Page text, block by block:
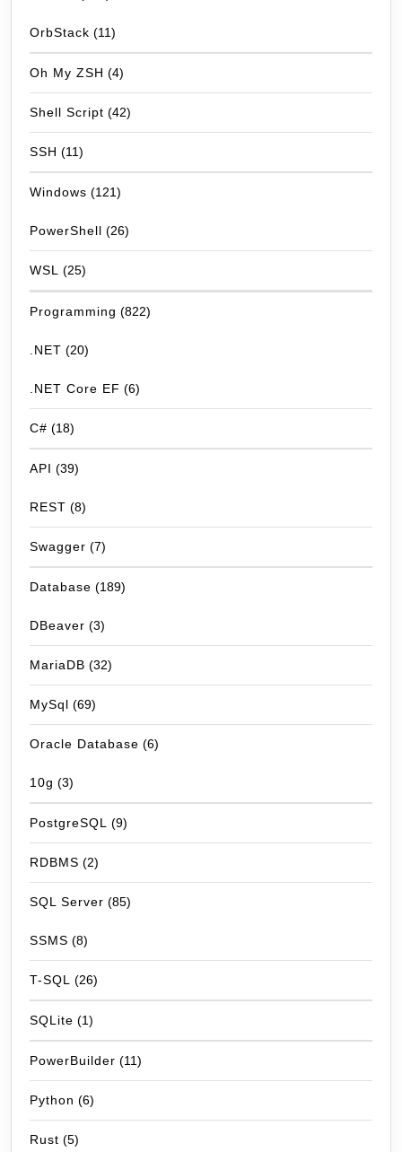
OrbStack (11)
Oh My ZSH (4)
Shell Script (42)
SSH (11)
Windows (121)
PowerShell (26)
WSL (25)
Programming (822)
.NET (20)
.NET Core EF (6)
C# (18)
API (39)
REST (8)
Swagger (7)
Database (189)
DBeaver (3)
MariaDB (32)
MySql (69)
Oracle Database (6)
10g (3)
PostgreSQL (9)
RDBMS (2)
SQL Server (85)
SSMS (8)
T-SQL (26)
SQLite (1)
PowerBuilder (11)
Python (6)
Rust (5)